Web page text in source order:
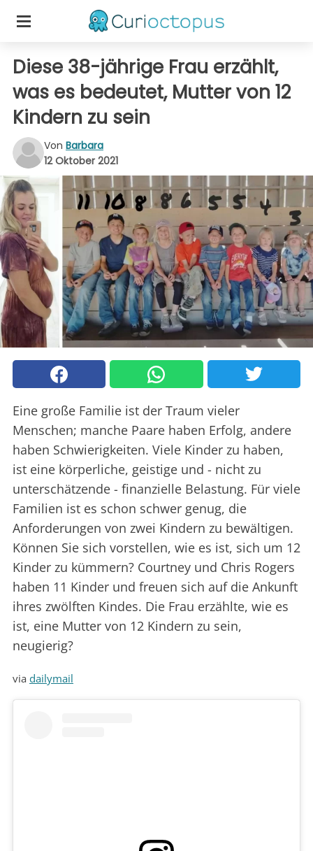
Diese 38-jährige Frau erzählt,
was es bedeutet, Mutter von 12
Kindern zu sein
Von Barbara
12 Oktober 2021
Eine große Familie ist der Traum vieler
Menschen; manche Paare haben Erfolg, andere
haben Schwierigkeiten. Viele Kinder zu haben,
ist eine körperliche, geistige und - nicht zu
unterschätzende - finanzielle Belastung. Für viele
Familien ist es schon schwer genug, die
Anforderungen von zwei Kindern zu bewältigen.
Können Sie sich vorstellen, wie es ist, sich um 12
Kinder zu kümmern? Courtney und Chris Rogers
haben 11 Kinder und freuen sich auf die Ankunft
ihres zwölften Kindes. Die Frau erzählte, wie es
ist, eine Mutter von 12 Kindern zu sein,
neugierig?
via dailymail